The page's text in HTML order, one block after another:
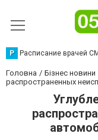
Р Расписание врачей
Головна Бізнес новини
распространенных